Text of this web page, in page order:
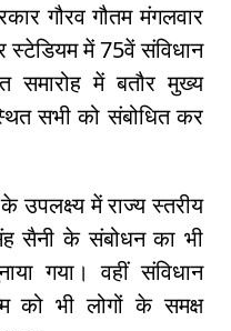
गौरव गौतम मंगलवार
स्टेडियम में 75वें संविधान
समारोह में बतौर मुख्य
सभी को संबोधित कर
उपलक्ष्य में राज्य स्तरीय
सैनी के संबोधन का भी
गया। वहीं संविधान
को भी लोगों के समक्ष